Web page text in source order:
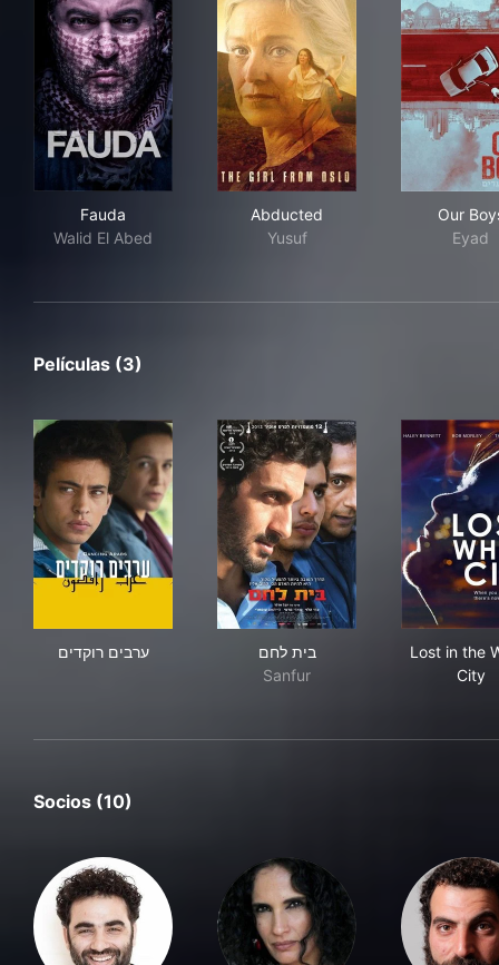
Fauda
Walid El Abed
Abducted
Yusuf
Our
Eyad
Películas (3)
ערבים רוקדים
בית לחם
Sanfur
Lost in the
City
Socios (10)